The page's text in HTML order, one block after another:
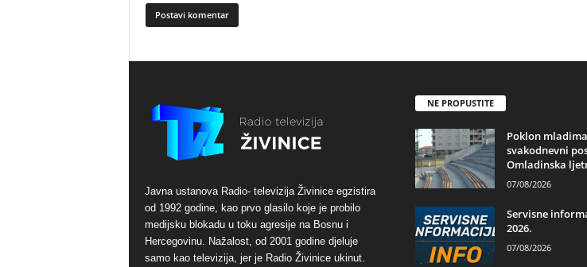
Javna ustanova Radio- televizija Živinice egzistira
od 1992 godine, kao prvo glasilo koje je probilo
medijsku blokadu u toku agresije na Bosnu i
Hercegovinu. Nažalost, od 2001 godine djeluje
samo kao televizija, jer je Radio Živinice ukinut.
NE PROPUSTITE
Poklon
svakodnevni
Omladinska
07/08/2026
Servisne
2026.
07/08/2026